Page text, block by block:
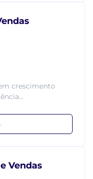
crescimento
Vendas